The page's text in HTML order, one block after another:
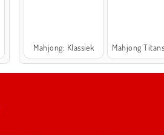
Mahjong: Klassiek